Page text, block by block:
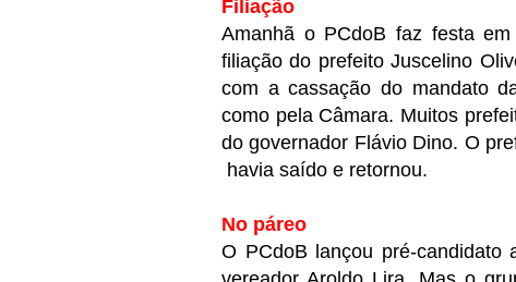
Filiação
Amanhã o PCdoB faz festa
filiação do prefeito Juscelino
com a cassação do mandato
como pela Câmara. Muitos
do governador Flávio Dino. O
havia saído e retornou.
No páreo
O PCdoB lançou pré-